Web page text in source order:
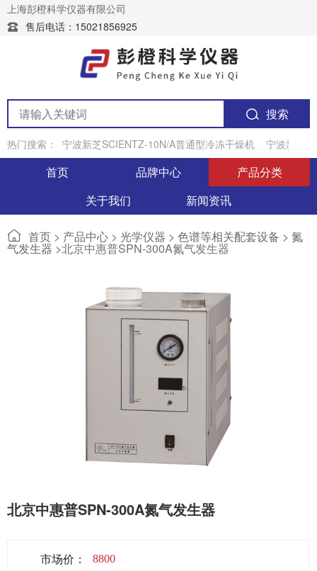
上海彭橙科学仪器有限公司
售后电话：15021856925
搜索
热门搜索： 宁波新芝SCIENTZ-10N/A普通型冷冻干燥机 宁波新芝
首页 品牌中心
产品分类
关于我们
新闻资讯
首页 > 产品中心 > 光学仪器 > 色谱等相关配套设备 > 氮
气发生器 >北京中惠普SPN-300A氮气发生器
北京中惠普SPN-300A氮气发生器
市场价： 8800